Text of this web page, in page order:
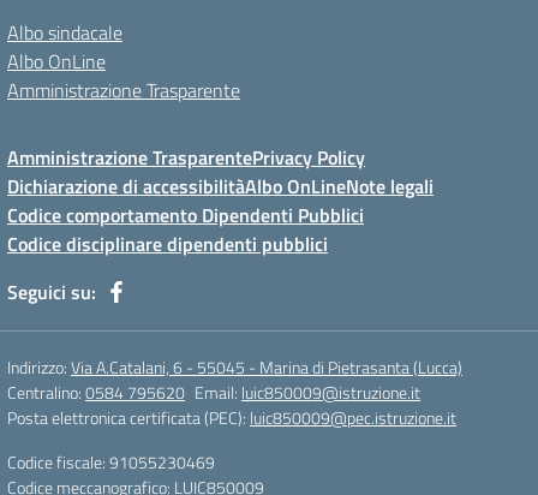
Albo sindacale
Albo OnLine
Amministrazione Trasparente
Amministrazione TrasparentePrivacy Policy
Dichiarazione di accessibilitàAlbo OnLineNote legali
Codice comportamento Dipendenti Pubblici
Codice disciplinare dipendenti pubblici
Seguici su:
Indirizzo:Via A.Catalani, 6 - 55045 - Marina di Pietrasanta (Lucca)
Centralino:0584 795620 Email: luic850009@istruzione.it
Posta elettronica certificata (PEC): luic850009@pec.istruzione.it
Codice fiscale: 91055230469
Codice meccanografico: LUIC850009